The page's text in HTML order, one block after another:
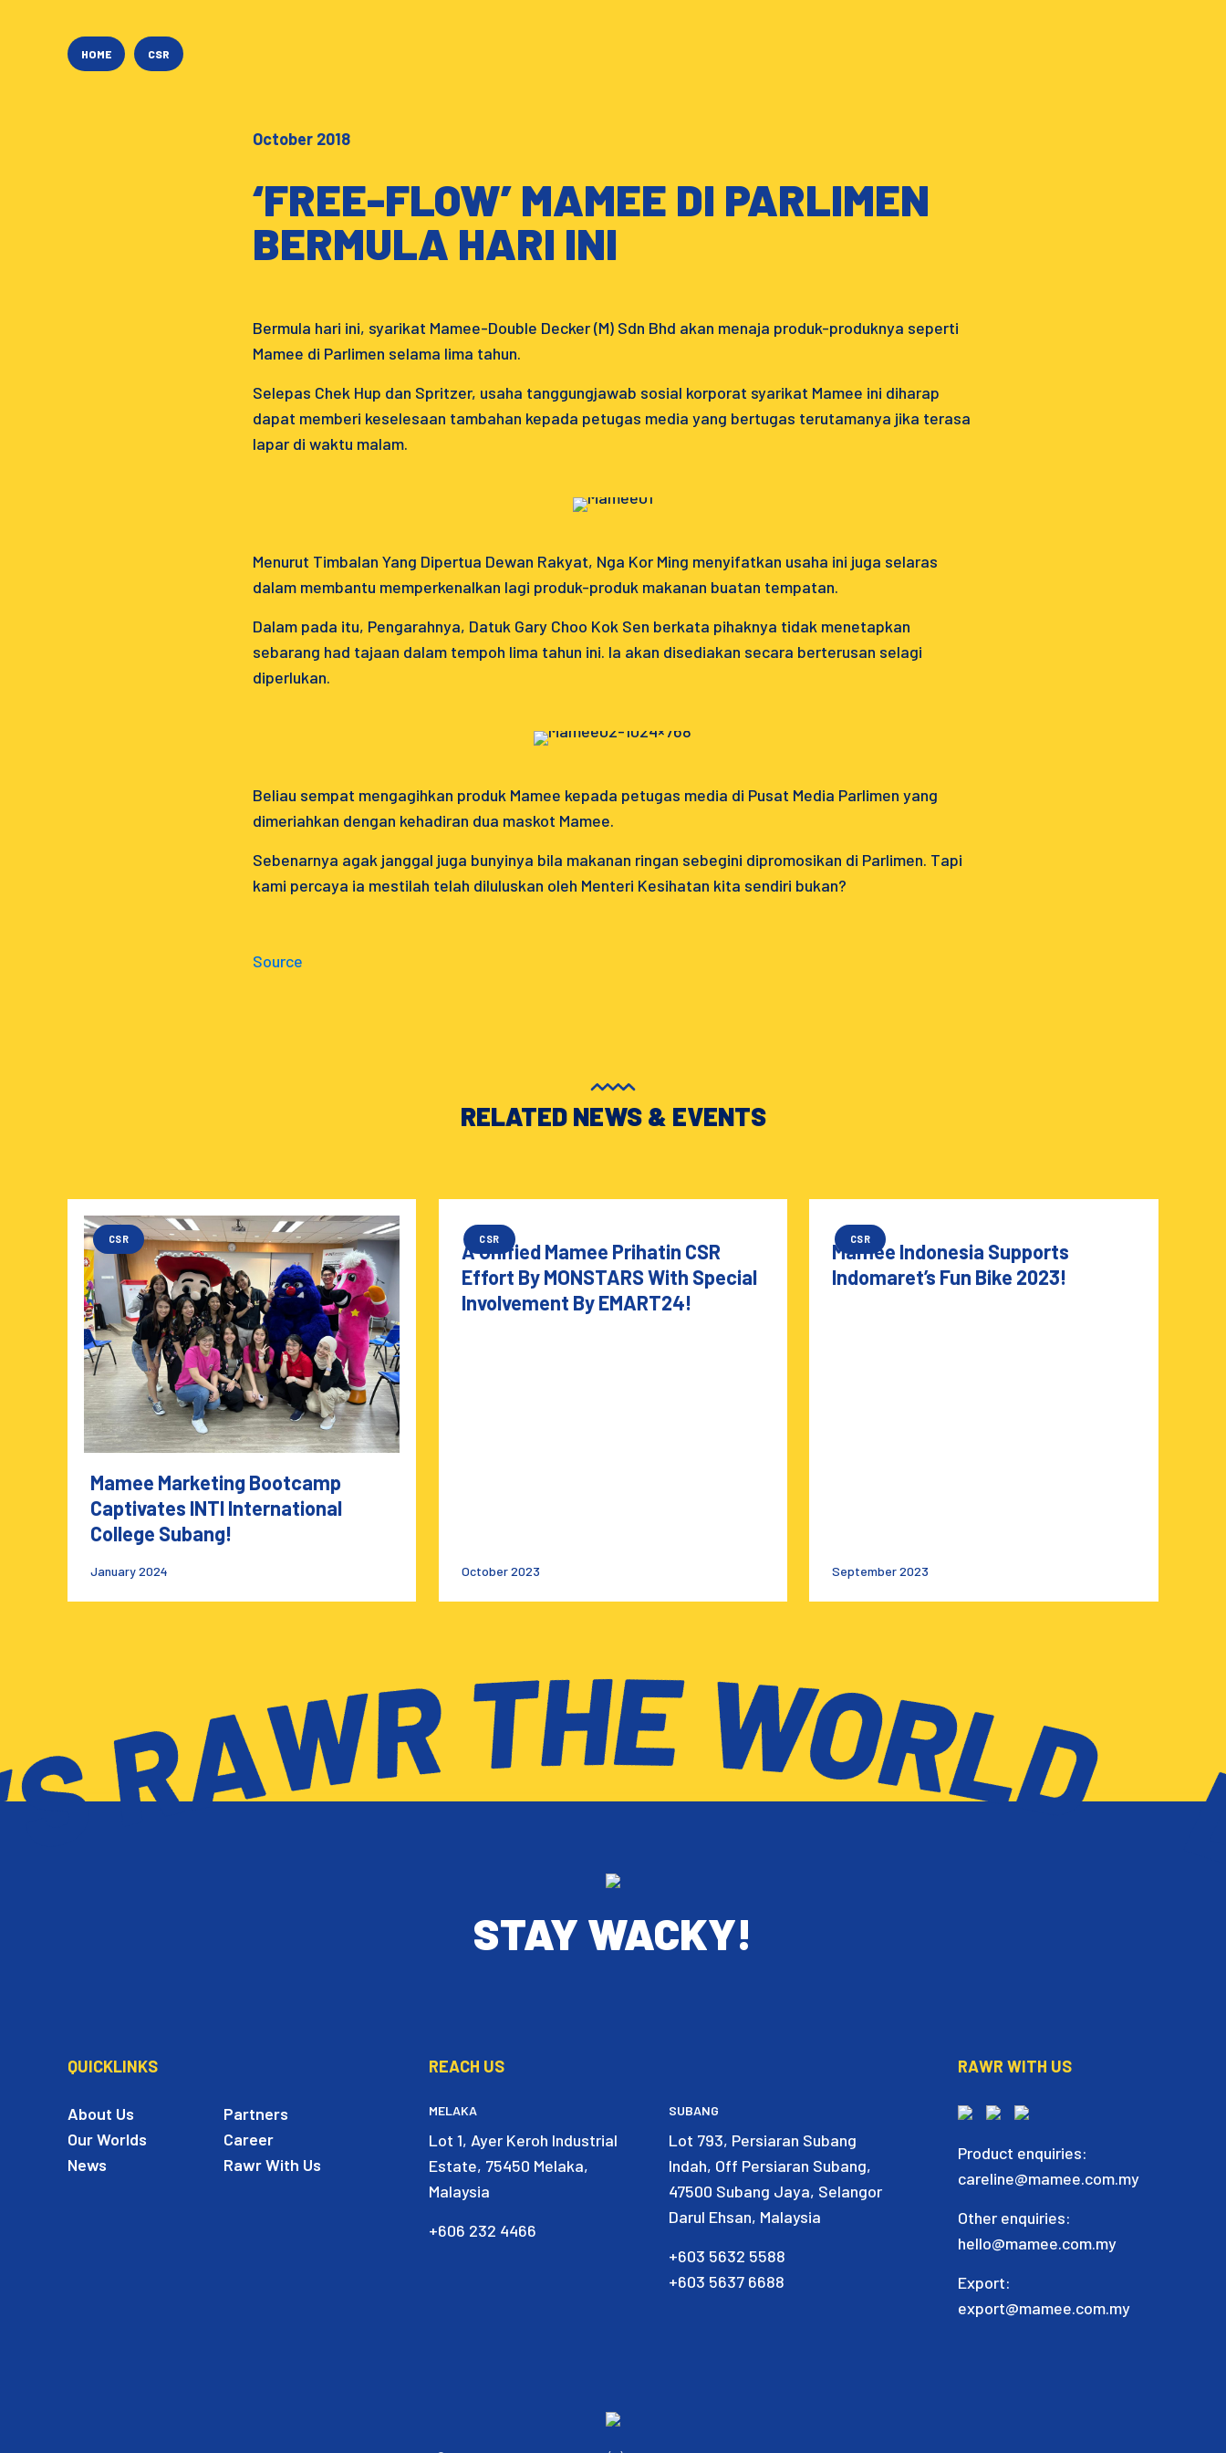
HOME CSR
October 2018
‘FREE-FLOW’ MAMEE DI PARLIMEN
BERMULA HARI INI
Bermula hari ini, syarikat Mamee-Double Decker (M) Sdn Bhd akan menaja produk-produknya seperti
Mamee di Parlimen selama lima tahun.
Selepas Chek Hup dan Spritzer, usaha tanggungjawab sosial korporat syarikat Mamee ini diharap
dapat memberi keselesaan tambahan kepada petugas media yang bertugas terutamanya jika terasa
lapar di waktu malam.
Menurut Timbalan Yang Dipertua Dewan Rakyat, Nga Kor Ming menyifatkan usaha ini juga selaras
dalam membantu memperkenalkan lagi produk-produk makanan buatan tempatan.
Dalam pada itu, Pengarahnya, Datuk Gary Choo Kok Sen berkata pihaknya tidak menetapkan
sebarang had tajaan dalam tempoh lima tahun ini. Ia akan disediakan secara berterusan selagi
diperlukan.
Beliau sempat mengagihkan produk Mamee kepada petugas media di Pusat Media Parlimen yang
dimeriahkan dengan kehadiran dua maskot Mamee.
Sebenarnya agak janggal juga bunyinya bila makanan ringan sebegini dipromosikan di Parlimen. Tapi
kami percaya ia mestilah telah diluluskan oleh Menteri Kesihatan kita sendiri bukan?
Source
RELATED NEWS & EVENTS
January 2024
Mamee Marketing Bootcamp
Captivates INTI International
College Subang!
CSR
October 2023
A Unified Mamee Prihatin CSR
Effort By MONSTARS With Special
Involvement By EMART24!
CSR
September 2023
Mamee Indonesia Supports
Indomaret’s Fun Bike 2023!
CSR
STAY WACKY!
QUICKLINKS
About Us
Our Worlds
News
Partners
Career
Rawr With Us
REACH US
MELAKA
Lot 1, Ayer Keroh Industrial
Estate, 75450 Melaka,
Malaysia
+606 232 4466
SUBANG
Lot 793, Persiaran Subang
Indah, Off Persiaran Subang,
47500 Subang Jaya, Selangor
Darul Ehsan, Malaysia
+603 5632 5588
+603 5637 6688
RAWR WITH US
Product enquiries:
careline@mamee.com.my
Other enquiries:
hello@mamee.com.my
Export:
export@mamee.com.my